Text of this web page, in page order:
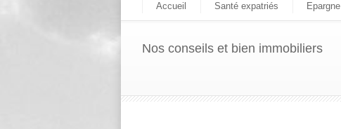
Accueil Santé expatriés Epargne
Nos conseils et bien immobiliers